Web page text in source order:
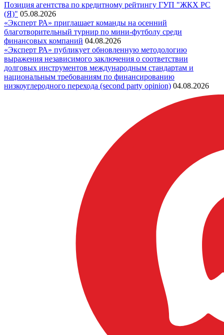
Позиция агентства по кредитному рейтингу ГУП "ЖКХ РС
(Я)" 05.08.2026
«Эксперт РА» приглашает команды на осенний
благотворительный турнир по мини-футболу среди
финансовых компаний 04.08.2026
«Эксперт РА» публикует обновленную методологию
выражения независимого заключения о соответствии
долговых инструментов международным стандартам и
национальным требованиям по финансированию
низкоуглеродного перехода (second party opinion) 04.08.2026